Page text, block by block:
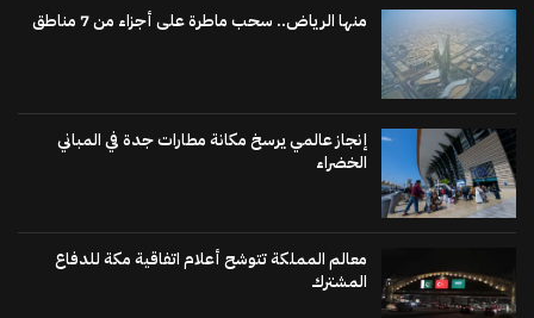
منها الرياض.. سحب ماطرة على أجزاء من 7 مناطق
إنجاز عالمي يرسخ مكانة مطارات جدة في المباني
الخضراء
معالم المملكة تتوشح أعلام اتفاقية مكة للدفاع
المشترك